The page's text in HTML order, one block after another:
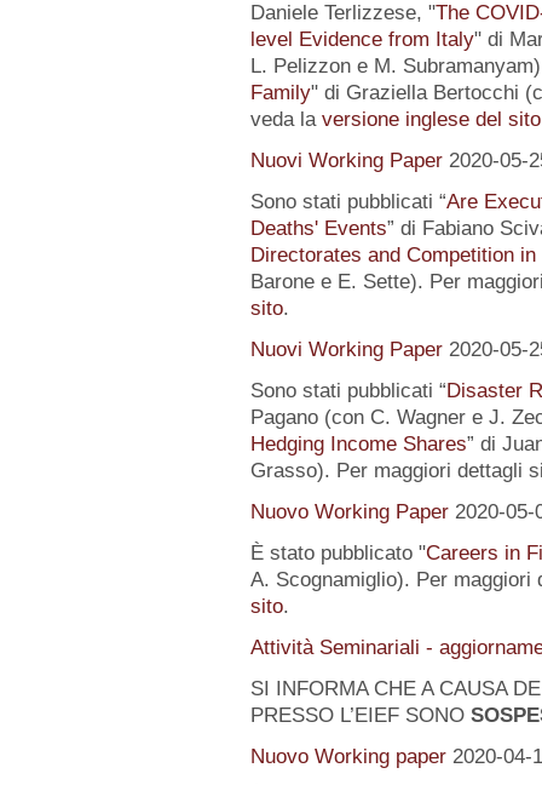
Daniele Terlizzese, "The
level Evidence from Italy" di
L. Pelizzon e M.
Family" di Graziella Bertocchi
veda la versione inglese del sito
Nuovi Working Paper 2020-05-
Sono stati pubblicati “Are
Deaths' Events” di Fabiano
Directorates and Competition in
Barone e E. Sette). Per
sito.
Nuovi Working Paper 2020-05-
Sono stati pubblicati “Disaster
Pagano (con C. Wagner e J.
Hedging Income Shares” di
Grasso). Per maggiori dettagli
Nuovo Working Paper 2020-05-
È stato pubblicato "Careers in
A. Scognamiglio). Per
sito.
Attività Seminariali -
SI INFORMA CHE A CAUSA
PRESSO L’EIEF SONO
Nuovo Working paper 2020-04-